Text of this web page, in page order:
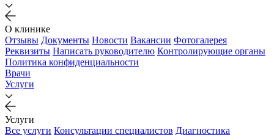
О клинике
Отзывы Документы Новости Вакансии Фотогалерея
Реквизиты Написать руководителю Контролирующие органы
Политика конфиденциальности
Врачи
Услуги
Услуги
Все услуги Консультации специалистов Диагностика